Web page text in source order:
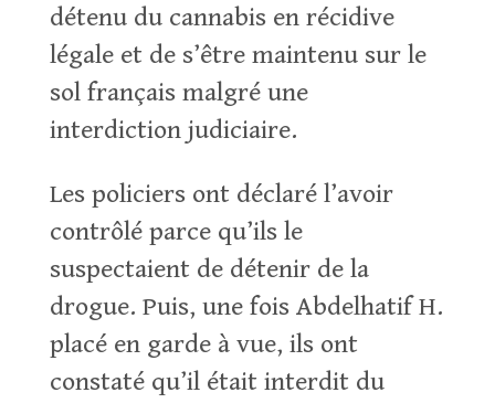
détenu du cannabis en récidive
légale et de s’être maintenu sur le
sol français malgré une
interdiction judiciaire.
Les policiers ont déclaré l’avoir
contrôlé parce qu’ils le
suspectaient de détenir de la
drogue. Puis, une fois Abdelhatif H.
placé en garde à vue, ils ont
constaté qu’il était interdit du